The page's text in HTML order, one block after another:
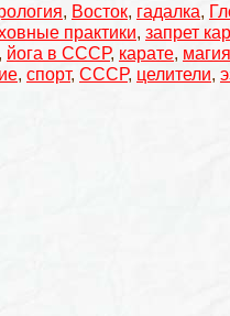
, Восток, гадалка,
практики, запрет
, йога в СССР, карате, магия
, спорт, СССР, целители,